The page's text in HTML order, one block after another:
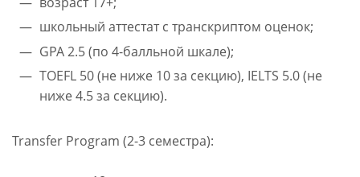
школьный аттестат с транскриптом оценок;
GPA 2.5 (по 4-балльной шкале);
TOEFL 50 (не ниже 10 за секцию), IELTS 5.0 (не
ниже 4.5 за секцию).
Transfer Program (2-3 семестра):